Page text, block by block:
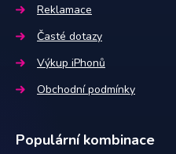
Reklamace
Časté dotazy
Výkup iPhonů
Obchodní podmínky
Populární kombinace